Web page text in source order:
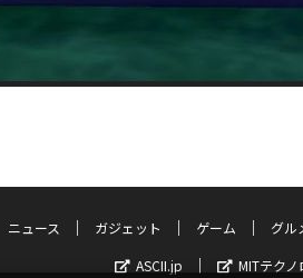
ニュース ガジェット ゲーム グル
ASCII.jp
MITテク